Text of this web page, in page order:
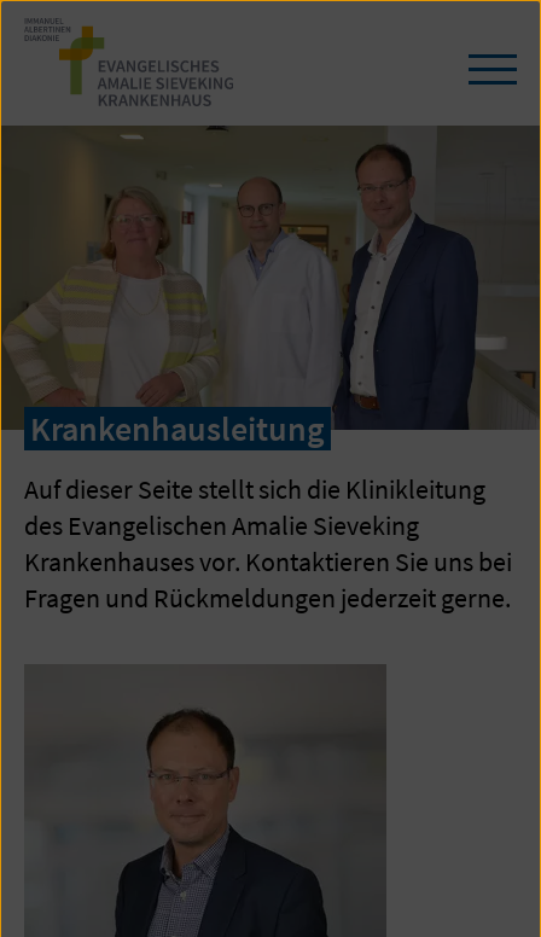
Zum
Seiteninhalt
springen
/
Krankenhausleitung
Auf dieser Seite stellt sich die Klinikleitung
des Evangelischen Amalie Sieveking
Krankenhauses vor. Kontaktieren Sie uns bei
Fragen und Rückmeldungen jederzeit gerne.